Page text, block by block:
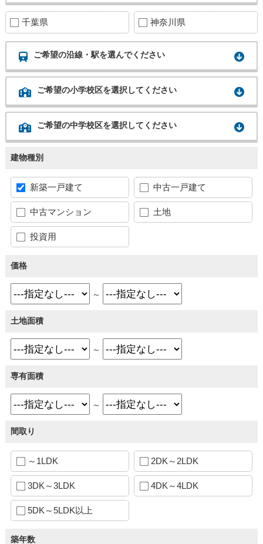
千葉県 神奈川県
ご希望の沿線・駅を選んでください
ご希望の小学校区を選択してください
ご希望の中学校区を選択してください
建物種別
新築一戸建て 中古一戸建て
中古マンション 土地
投資用
価格
～
土地面積
～
専有面積
～
間取り
～1LDK 2DK～2LDK
3DK～3LDK 4DK～4LDK
5DK～5LDK以上
築年数